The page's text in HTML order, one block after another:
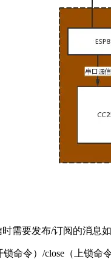
需要发布/订阅的消息如
命令）/close（上锁命令